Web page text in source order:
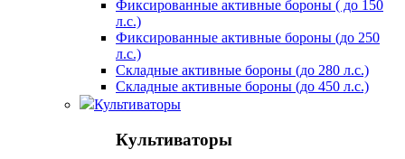
Фиксированные активные бороны ( до 150
л.с.)
Фиксированные активные бороны (до 250
л.с.)
Складные активные бороны (до 280 л.с.)
Складные активные бороны (до 450 л.с.)
Культиваторы
Культиваторы